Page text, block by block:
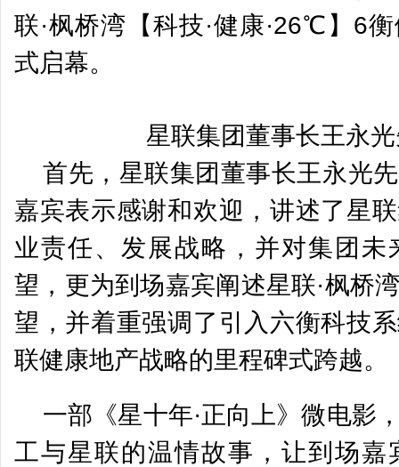
联·枫桥湾【科技·健康·26℃】6
式启幕。
星联集团董事长王永
首先，星联集团董事长王永光
嘉宾表示感谢和欢迎，讲述了星
业责任、发展战略，并对集团未
望，更为到场嘉宾阐述星联·枫桥
望，并着重强调了引入六衡科技
联健康地产战略的里程碑式跨越。
一部《星十年·正向上》微电影
工与星联的温情故事，让到场嘉